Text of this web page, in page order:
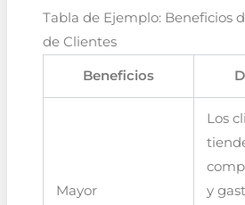
Tabla de Ejemplo: Beneficios
de Clientes
Beneficios
Mayor
Los
y